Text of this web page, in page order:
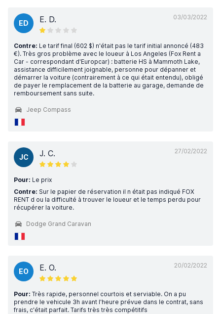
03/03/2022
ED E. D.
Contre: Le tarif final (602 $) n'était pas le tarif initial annoncé (483
€). Très gros problème avec le loueur à Los Angeles (Fox Rent a
Car - correspondant d'Europcar) : batterie HS à Mammoth Lake,
assistance difficilement joignable, personne pour dépanner et
démarrer la voiture (contrairement à ce qui était entendu), obligé
de payer le remplacement de la batterie au garage, demande de
remboursement sans suite.
Jeep Compass
27/02/2022
JC J. C.
Pour: Le prix
Contre: Sur le papier de réservation il n était pas indiqué FOX
RENT d ou la difficulté à trouver le loueur et le temps perdu pour
récupérer la voiture.
Dodge Grand Caravan
20/02/2022
EO E. O.
Pour: Très rapide, personnel courtois et serviable. On a pu
prendre le vehicule 3h avant l'heure prévue dans le contrat, sans
frais, c'était parfait. Tarifs très très compétitifs